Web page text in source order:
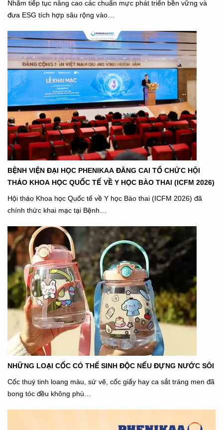
Nhằm tiếp tục nâng cao các chuẩn mực phát triển bền vững và
đưa ESG tích hợp sâu rộng vào…
BỆNH VIỆN ĐẠI HỌC PHENIKAA ĐĂNG CAI TỔ CHỨC HỘI
THẢO KHOA HỌC QUỐC TẾ VỀ Y HỌC BÀO THAI (ICFM 2026)
Hội thảo Khoa học Quốc tế về Y học Bào thai (ICFM 2026) đã
chính thức khai mạc tại Bệnh…
NHỮNG LOẠI CỐC CÓ THỂ SINH ĐỘC NẾU ĐỰNG NƯỚC SÔI
Cốc thuỷ tinh loang màu, sứ vẽ, cốc giấy hay ca sắt tráng men đã
bong tóc đều không phù…